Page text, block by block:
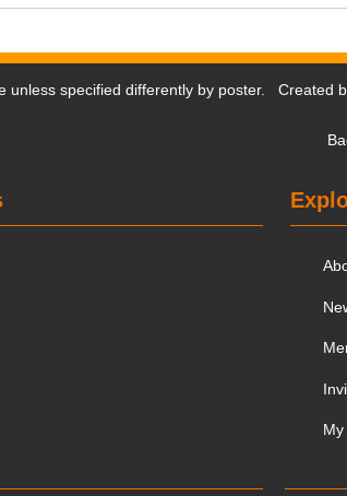
unless specified differently by poster. Created